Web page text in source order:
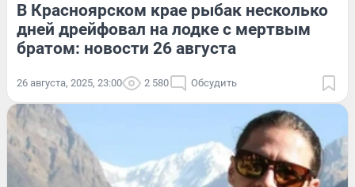
В Красноярском крае рыбак несколько
дней дрейфовал на лодке с мертвым
братом: новости 26 августа
26 августа, 2025, 23:00 2 580 Обсудить